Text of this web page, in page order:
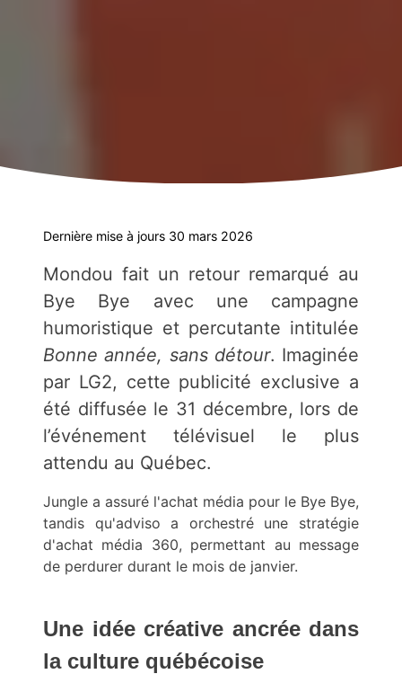
Dernière mise à jours 30 mars 2026
Mondou fait un retour remarqué au
Bye Bye avec une campagne
humoristique et percutante intitulée
Bonne année, sans détour. Imaginée
par LG2, cette publicité exclusive a
été diffusée le 31 décembre, lors de
l’événement télévisuel le plus
attendu au Québec.
Jungle a assuré l'achat média pour le Bye Bye,
tandis qu'adviso a orchestré une stratégie
d'achat média 360, permettant au message
de perdurer durant le mois de janvier.
Une idée créative ancrée dans
la culture québécoise